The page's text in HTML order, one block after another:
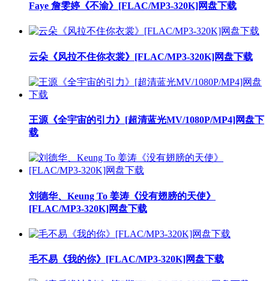
Faye 詹雯婷《不渝》[FLAC/MP3-320K]网盘下载
云朵《风拉不住你衣裳》[FLAC/MP3-320K]网盘下载
王源《全宇宙的引力》[超清蓝光MV/1080P/MP4]网盘下
载
刘德华、Keung To 姜涛《没有翅膀的天使》
[FLAC/MP3-320K]网盘下载
毛不易《我的你》[FLAC/MP3-320K]网盘下载